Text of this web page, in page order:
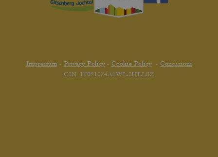
Impressum- Privacy Policy- Cookie Policy- Condizioni
CIN: IT021074A1WLJHLL8Z